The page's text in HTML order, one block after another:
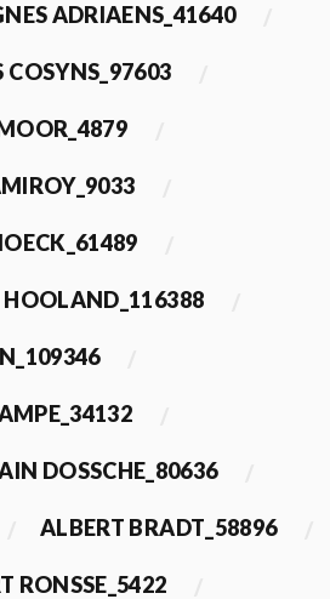
ADRIAENS_41640
COSYNS_97603
HOOLAND_116388
DOSSCHE_80636
ALBERT BRADT_58896
RONSSE_5422